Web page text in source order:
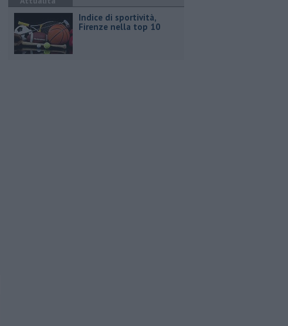
Indice di sportività,
Firenze nella top 10